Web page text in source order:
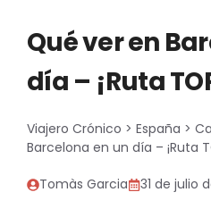
Qué ver en
día – ¡Ruta
Viajero Crónico > España >
Barcelona en un día – ¡Ruta
Tomàs Garcia 31 de julio